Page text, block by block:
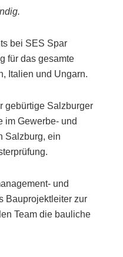
bei SES Spar
für das gesamte
Italien und Ungarn.
gebürtige Salzburger
im Gewerbe- und
Salzburg, ein
und
Bauprojektleiter zur
Team die bauliche